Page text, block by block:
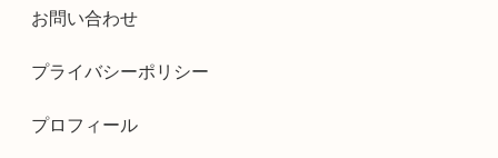
お問い合わせ
プライバシーポリシー
プロフィール